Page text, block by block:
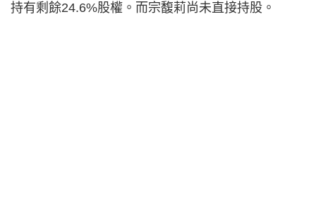
持有剩餘24.6%股權。而宗馥莉尚未直接持股。